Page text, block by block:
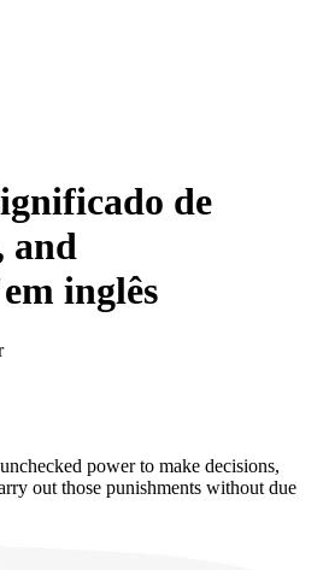
de
and
inglês
power to make decisions,
out those punishments without due